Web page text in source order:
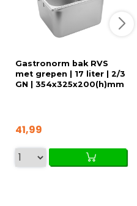
Gastronorm bak RVS
met grepen | 17 liter | 2/3
GN | 354x325x200(h)mm
41,99